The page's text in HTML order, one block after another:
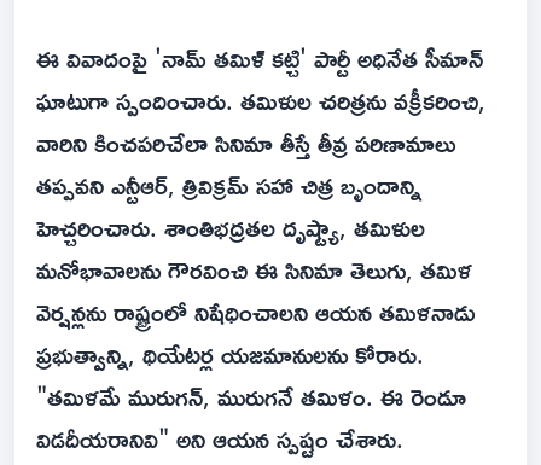
ఈ వివాదంపై 'నామ్ తమిళ్ కట్చి' పార్టీ అధినేత సీమాన్
ఘాటుగా స్పందించారు. తమిళుల చరిత్రను వక్రీకరించి,
వారిని కించపరిచేలా సినిమా తీస్తే తీవ్ర పరిణామాలు
తప్పవని ఎన్టీఆర్, త్రివిక్రమ్ సహా చిత్ర బృందాన్ని
హెచ్చరించారు. శాంతిభద్రతల దృష్ట్యా, తమిళుల
మనోభావాలను గౌరవించి ఈ సినిమా తెలుగు, తమిళ
వెర్షన్లను రాష్ట్రంలో నిషేధించాలని ఆయన తమిళనాడు
ప్రభుత్వాన్ని, థియేటర్ల యజమానులను కోరారు.
"తమిళమే మురుగన్, మురుగనే తమిళం. ఈ రెండూ
విడదీయరానివి" అని ఆయన స్పష్టం చేశారు.